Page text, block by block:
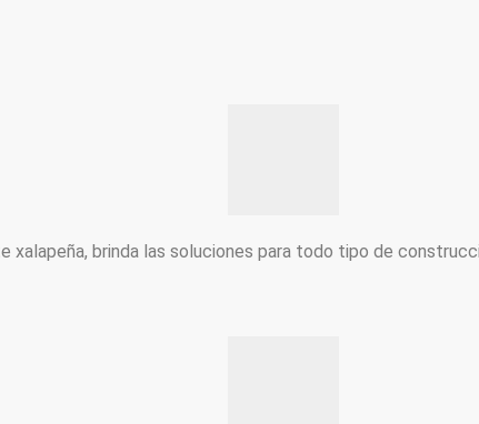
brinda las soluciones para todo tipo de